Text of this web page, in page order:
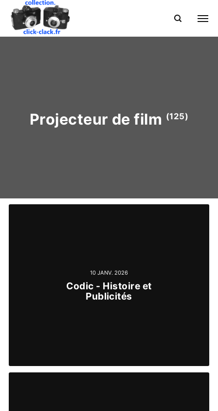
Projecteur de film (125)
10 JANV. 2026
Codic - Histoire et
Publicités